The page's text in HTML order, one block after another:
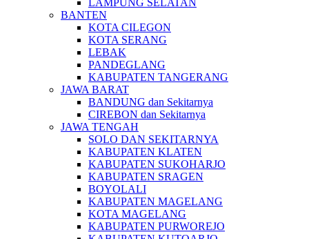
LAMPUNG SELATAN
BANTEN
KOTA CILEGON
KOTA SERANG
LEBAK
PANDEGLANG
KABUPATEN TANGERANG
JAWA BARAT
BANDUNG dan Sekitarnya
CIREBON dan Sekitarnya
JAWA TENGAH
SOLO DAN SEKITARNYA
KABUPATEN KLATEN
KABUPATEN SUKOHARJO
KABUPATEN SRAGEN
BOYOLALI
KABUPATEN MAGELANG
KOTA MAGELANG
KABUPATEN PURWOREJO